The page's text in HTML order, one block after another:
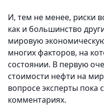
И, тем не менее, риски
как и большинство
мировую
многих факторов, на
состоянии. В первую
стоимости нефти на
вопросе эксперты пока
комментариях.